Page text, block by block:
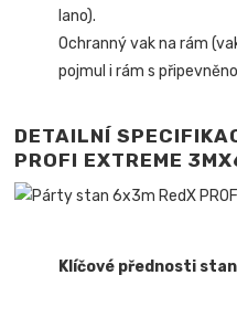
lano).
Ochranný vak na rám
pojmul i rám s
DETAILNÍ
PROFI EXTREME
Klíčové přednosti